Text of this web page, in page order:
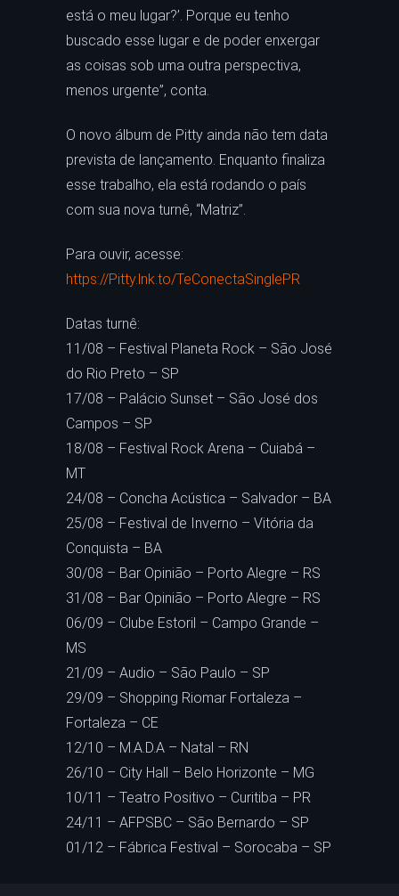
está o meu lugar?’. Porque eu tenho
buscado esse lugar e de poder enxergar
as coisas sob uma outra perspectiva,
menos urgente”, conta.
O novo álbum de Pitty ainda não tem data
prevista de lançamento. Enquanto finaliza
esse trabalho, ela está rodando o país
com sua nova turnê, “Matriz”.
Para ouvir, acesse:
https://Pitty.lnk.to/TeConectaSinglePR
Datas turnê:
11/08 – Festival Planeta Rock – São José
do Rio Preto – SP
17/08 – Palácio Sunset – São José dos
Campos – SP
18/08 – Festival Rock Arena – Cuiabá –
MT
24/08 – Concha Acústica – Salvador – BA
25/08 – Festival de Inverno – Vitória da
Conquista – BA
30/08 – Bar Opinião – Porto Alegre – RS
31/08 – Bar Opinião – Porto Alegre – RS
06/09 – Clube Estoril – Campo Grande –
MS
21/09 – Audio – São Paulo – SP
29/09 – Shopping Riomar Fortaleza –
Fortaleza – CE
12/10 – M.A.D.A – Natal – RN
26/10 – City Hall – Belo Horizonte – MG
10/11 – Teatro Positivo – Curitiba – PR
24/11 – AFPSBC – São Bernardo – SP
01/12 – Fábrica Festival – Sorocaba – SP